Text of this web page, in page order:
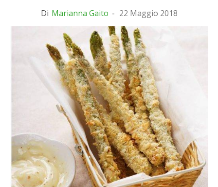
Di Marianna Gaito - 22 Maggio 2018